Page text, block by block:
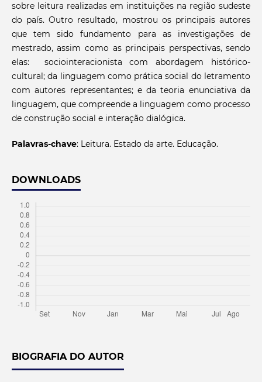
sobre leitura realizadas em instituições na região sudeste
do país. Outro resultado, mostrou os principais autores
que tem sido fundamento para as investigações de
mestrado, assim como as principais perspectivas, sendo
elas: sociointeracionista com abordagem histórico-
cultural; da linguagem como prática social do letramento
com autores representantes; e da teoria enunciativa da
linguagem, que compreende a linguagem como processo
de construção social e interação dialógica.
Palavras-chave: Leitura. Estado da arte. Educação.
DOWNLOADS
BIOGRAFIA DO AUTOR